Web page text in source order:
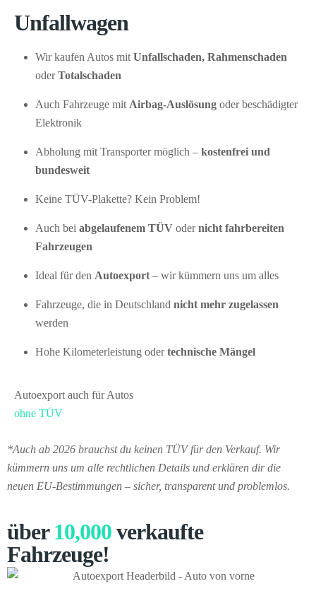
Unfallwagen
Wir kaufen Autos mit Unfallschaden, Rahmenschaden
oderTotalschaden
Auch Fahrzeuge mit Airbag-Auslösung oder beschädigter
Elektronik
Abholung mit Transporter möglich – kostenfrei und
bundesweit
Keine TÜV-Plakette? Kein Problem!
Auch bei abgelaufenem TÜV odernicht fahrbereiten
Fahrzeugen
Ideal für den Autoexport – wir kümmern uns um alles
Fahrzeuge, die in Deutschland nicht mehr zugelassen
werden
Hohe Kilometerleistung odertechnische Mängel
Autoexport auch für Autos
ohne TÜV
*Auch ab 2026 brauchst du keinen TÜV für den Verkauf. Wir
kümmern uns um alle rechtlichen Details und erklären dir die
neuen EU-Bestimmungen – sicher, transparent und problemlos.
über10,000verkaufte
Fahrzeuge!